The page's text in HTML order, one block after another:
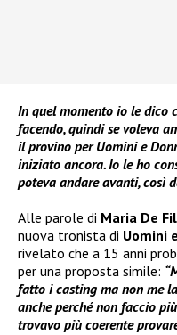
In quel momento io le dico
facendo, quindi se voleva
il provino per Uomini e
iniziato ancora. Io le ho
poteva andare avanti, così
Alle parole di Maria De
nuova tronista di Uomini
rivelato che a 15 anni
per una proposta simile:
fatto i casting ma non me
anche perché non faccio
trovavo più coerente